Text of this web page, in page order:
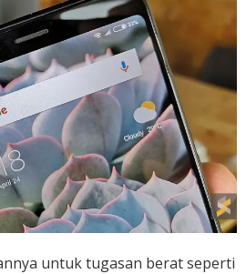
untuk tugasan berat seperti